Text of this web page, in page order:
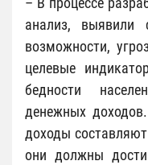
анализ, выявили
возможности,
целевые
бедности
денежных
доходы
они должны